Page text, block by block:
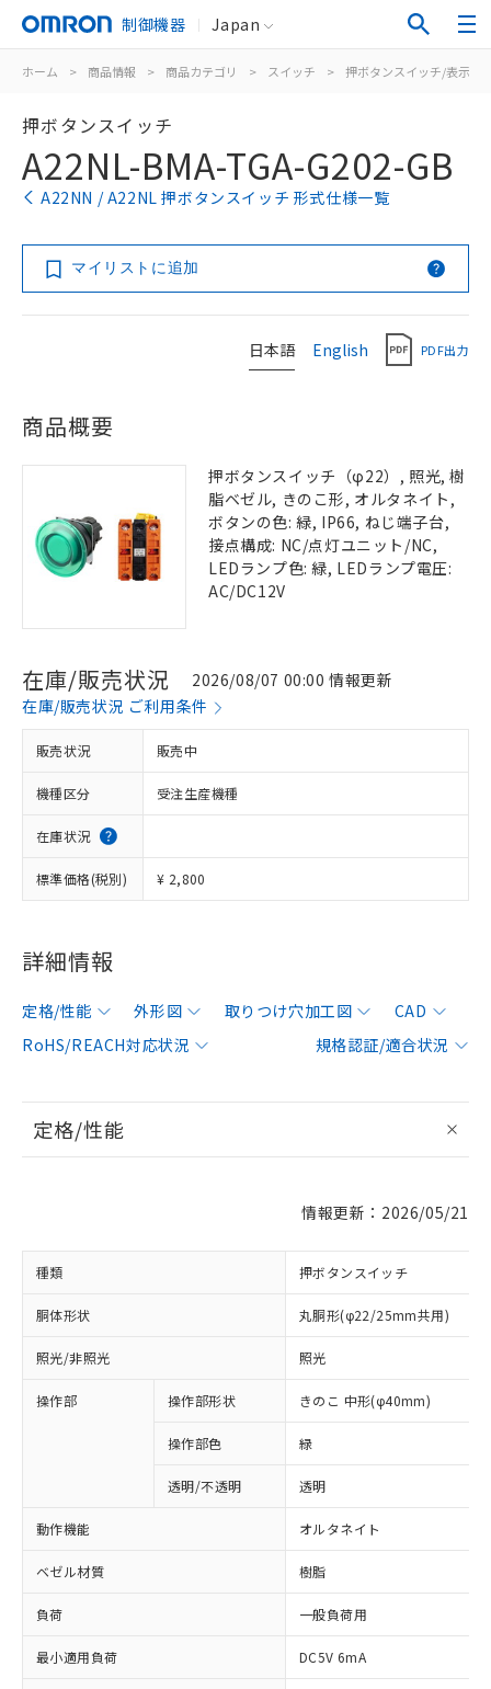
制御機器 Japan
ホーム > 商品情報 > 商品カテゴリ > スイッチ > 押ボタンスイッチ/表示灯
押ボタンスイッチ
A22NL-BMA-TGA-G202-GB
A22NN / A22NL 押ボタンスイッチ 形式仕様一覧
マイリストに追加
日本語 English PDF出力
商品概要
押ボタンスイッチ（φ22）, 照光, 樹
脂ベゼル, きのこ形, オルタネイト,
ボタンの色: 緑, IP66, ねじ端子台,
接点構成: NC/点灯ユニット/NC,
LEDランプ色: 緑, LEDランプ電圧:
AC/DC12V
在庫/販売状況
2026/08/07 00:00 情報更新
在庫/販売状況 ご利用条件
販売状況 販売中
機種区分 受注生産機種
在庫状況
標準価格(税別) ¥ 2,800
詳細情報
定格/性能 外形図 取りつけ穴加工図
CAD
RoHS/REACH対応状況
規格認証/適合状況
定格/性能
情報更新：2026/05/21
種類 押ボタンスイッチ
胴体形状 丸胴形(φ22/25mm共用)
照光/非照光 照光
操作部 操作部形状 きのこ 中形(φ40mm)
操作部色 緑
透明/不透明 透明
動作機能 オルタネイト
ベゼル材質 樹脂
負荷 一般負荷用
最小適用負荷 DC5V 6mA